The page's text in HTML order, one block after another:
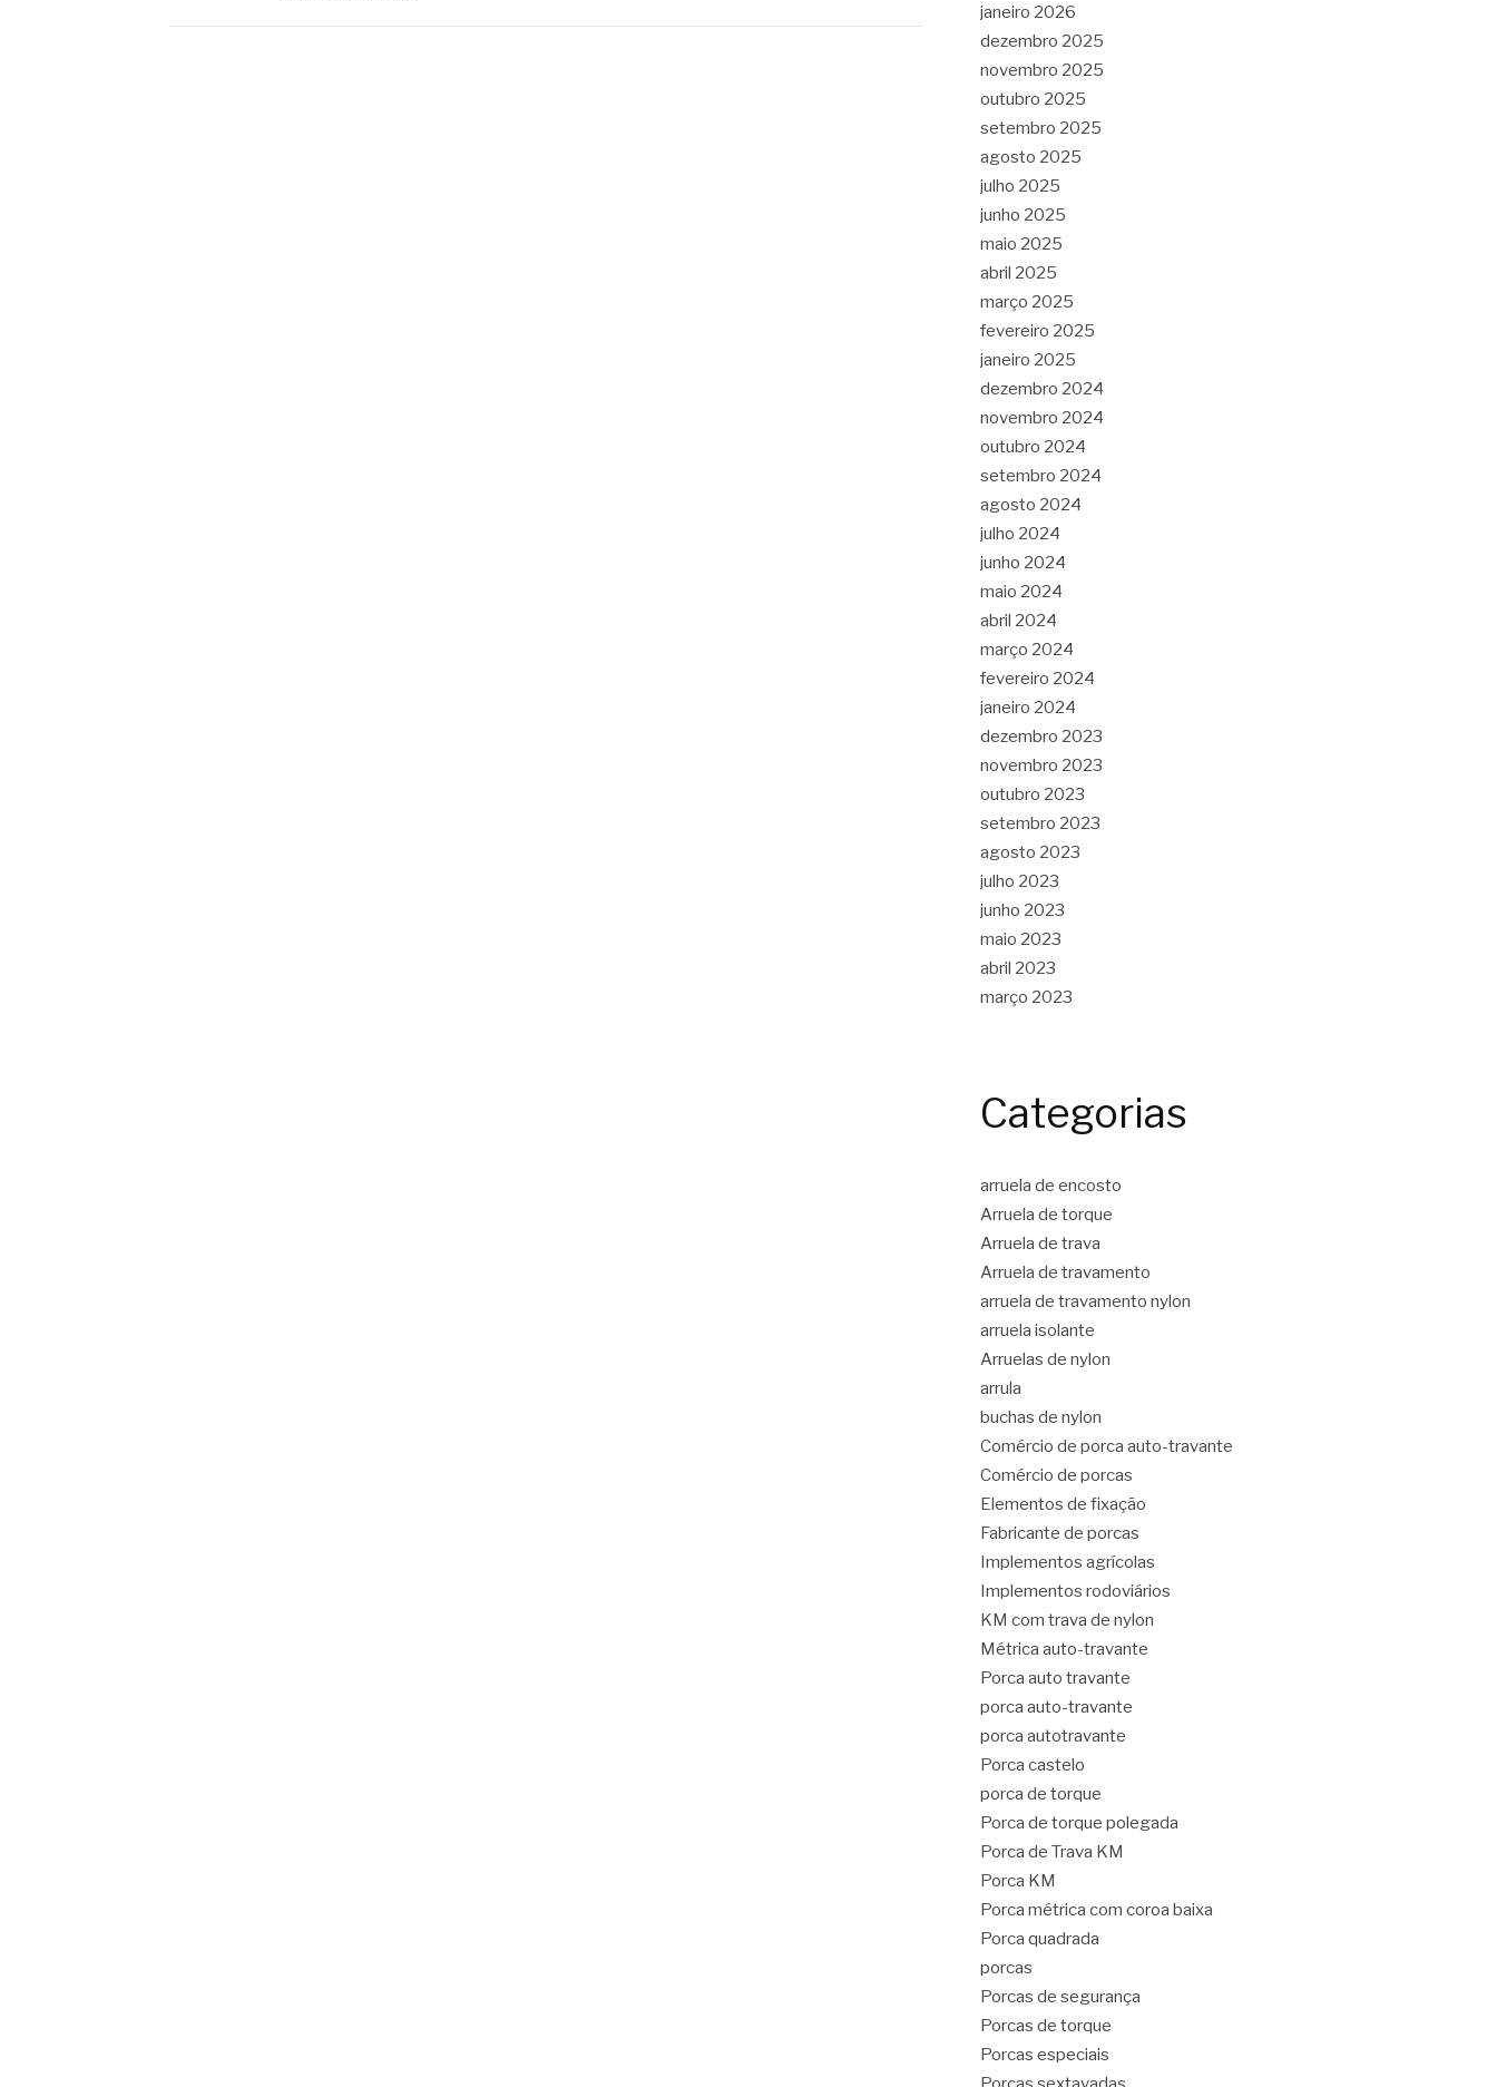
janeiro 2026
dezembro 2025
novembro 2025
outubro 2025
setembro 2025
agosto 2025
julho 2025
junho 2025
maio 2025
abril 2025
março 2025
fevereiro 2025
janeiro 2025
dezembro 2024
novembro 2024
outubro 2024
setembro 2024
agosto 2024
julho 2024
junho 2024
maio 2024
abril 2024
março 2024
fevereiro 2024
janeiro 2024
dezembro 2023
novembro 2023
outubro 2023
setembro 2023
agosto 2023
julho 2023
junho 2023
maio 2023
abril 2023
março 2023
Categorias
arruela de encosto
Arruela de torque
Arruela de trava
Arruela de travamento
arruela de travamento nylon
arruela isolante
Arruelas de nylon
arrula
buchas de nylon
Comércio de porca auto-travante
Comércio de porcas
Elementos de fixação
Fabricante de porcas
Implementos agrícolas
Implementos rodoviários
KM com trava de nylon
Métrica auto-travante
Porca auto travante
porca auto-travante
porca autotravante
Porca castelo
porca de torque
Porca de torque polegada
Porca de Trava KM
Porca KM
Porca métrica com coroa baixa
Porca quadrada
porcas
Porcas de segurança
Porcas de torque
Porcas especiais